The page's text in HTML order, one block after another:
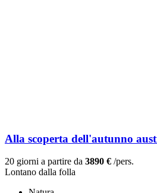
Alla scoperta dell'autunno
20 giorni a partire da 3890 € /pers.
Lontano dalla folla